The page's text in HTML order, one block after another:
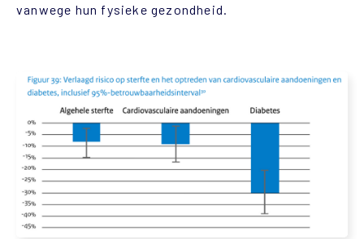
vanwege hun fysieke gezondheid.